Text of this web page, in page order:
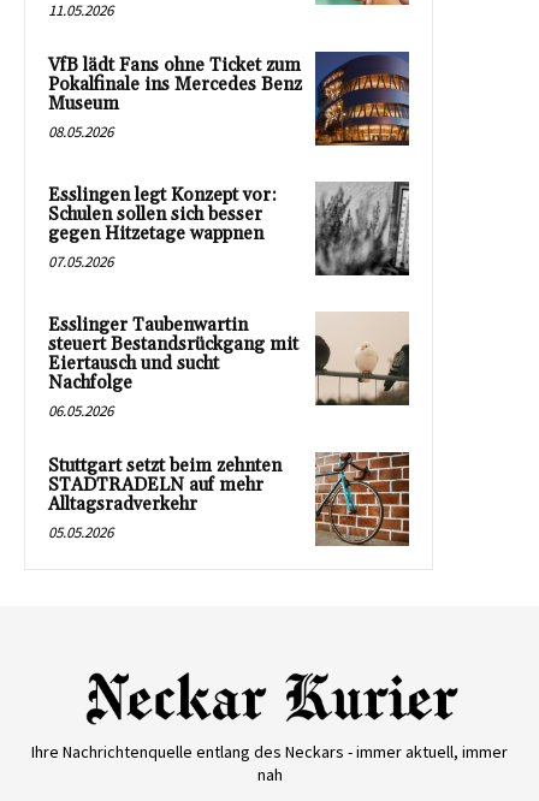
11.05.2026
VfB lädt Fans ohne Ticket zum
Pokalfinale ins Mercedes Benz
Museum
08.05.2026
Esslingen legt Konzept vor:
Schulen sollen sich besser
gegen Hitzetage wappnen
07.05.2026
Esslinger Taubenwartin
steuert Bestandsrückgang mit
Eiertausch und sucht
Nachfolge
06.05.2026
Stuttgart setzt beim zehnten
STADTRADELN auf mehr
Alltagsradverkehr
05.05.2026
Ihre Nachrichtenquelle entlang des Neckars - immer aktuell, immer
nah